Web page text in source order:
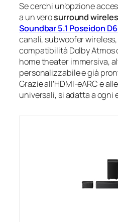
Se cerchi un’opzione
a un verosurround
Soundbar 5.1 Poseidon
canali, subwoofer
compatibilità Dolby Atmos
home theater immersiva,
personalizzabile e già
Grazie all’HDMI-eARC e
universali, si adatta a